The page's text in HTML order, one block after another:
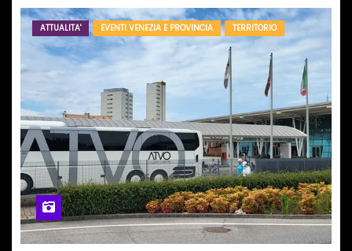
ATTUALITA' EVENTI VENEZIA E PROVINCIA TERRITORIO